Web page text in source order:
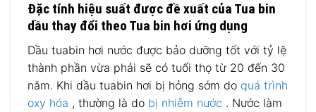
Đặc tính hiệu suất được đề xuất của Tua bin
dầu thay đổi theo Tua bin hơi ứng dụng
Dầu tuabin hơi nước được bảo dưỡng tốt với tỷ lệ
thành phần vừa phải sẽ có tuổi thọ từ 20 đến 30
năm. Khi dầu tuabin hơi bị hỏng sớm do quá trình
oxy hóa , thường là do bị nhiễm nước . Nước làm